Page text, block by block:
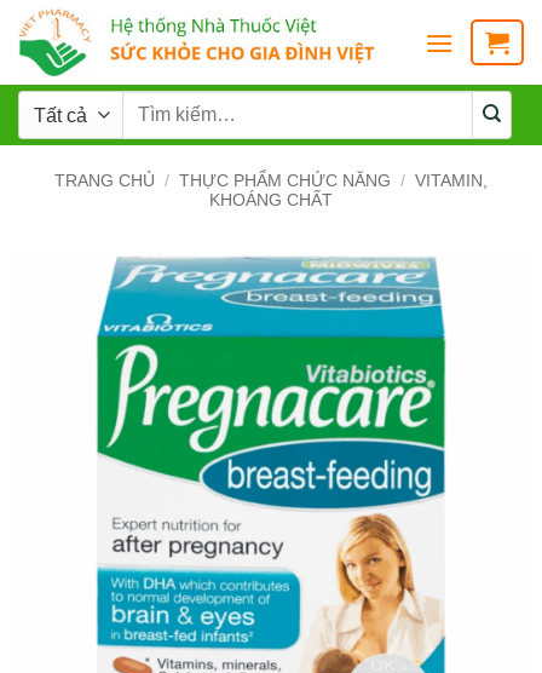
TRANG CHỦ / THỰC PHẨM CHỨC NĂNG / VITAMIN,
KHOÁNG CHẤT